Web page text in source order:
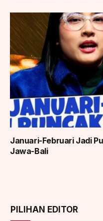
Januari-Februari Jadi
Jawa-Bali
PILIHAN EDITOR